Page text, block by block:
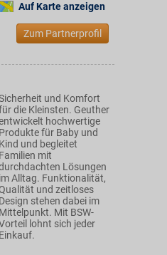
Auf Karte anzeigen
Zum Partnerprofil
und Komfort
die Kleinsten. Geuther
hochwertige
Produkte für Baby und
Kind und begleitet
Familien mit
Lösungen
im Alltag. Funktionalität,
und zeitloses
Design stehen dabei im
Mittelpunkt. Mit BSW-
lohnt sich jeder
Einkauf.